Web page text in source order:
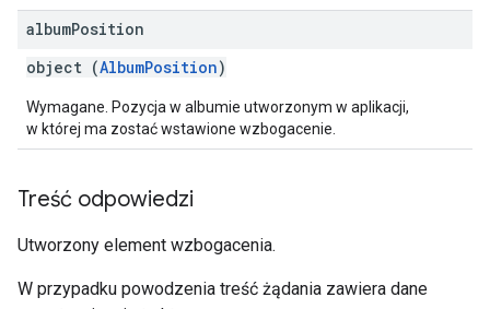
albumPosition
object (AlbumPosition)
Wymagane. Pozycja w albumie utworzonym w aplikacji,
w której ma zostać wstawione wzbogacenie.
Treść odpowiedzi
Utworzony element wzbogacenia.
W przypadku powodzenia treść żądania zawiera dane